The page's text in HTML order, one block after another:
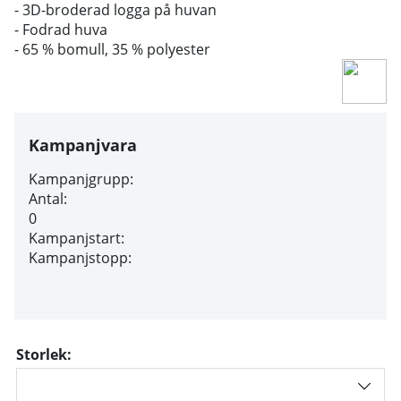
- 3D-broderad logga på huvan
- Fodrad huva
- 65 % bomull, 35 % polyester
Kampanjvara
Kampanjgrupp:
Antal:
0
Kampanjstart:
Kampanjstopp:
Storlek: